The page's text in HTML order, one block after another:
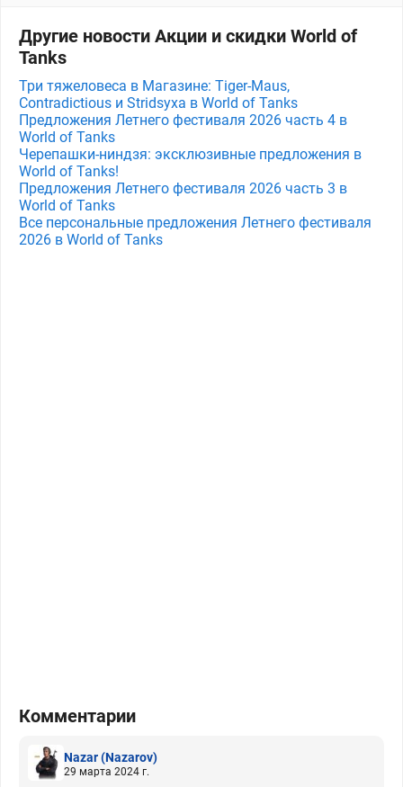
Другие новости Акции и скидки World of
Tanks
Три тяжеловеса в Магазине: Tiger-Maus,
Contradictious и Stridsyxa в World of Tanks
Предложения Летнего фестиваля 2026 часть 4 в
World of Tanks
Черепашки-ниндзя: эксклюзивные предложения в
World of Tanks!
Предложения Летнего фестиваля 2026 часть 3 в
World of Tanks
Все персональные предложения Летнего фестиваля
2026 в World of Tanks
Комментарии
Nazar(Nazarov)
29 марта 2024 г.